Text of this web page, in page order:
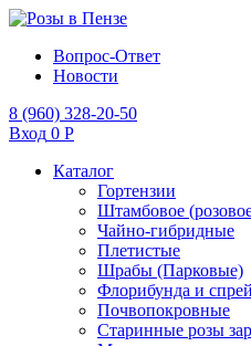
Вопрос-Ответ
Новости
8 (960) 328-20-50
Вход 0 Р
Каталог
Гортензии
Штамбовое
Чайно-гибридные
Плетистые
Шрабы (Парковые)
Флорибунда и спрей
Почвопокровные
Старинные розы